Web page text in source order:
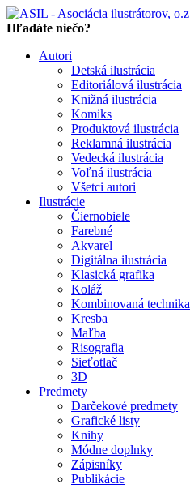
Hľadáte niečo?
Autori
Detská ilustrácia
Editoriálová ilustrácia
Knižná ilustrácia
Komiks
Produktová ilustrácia
Reklamná ilustrácia
Vedecká ilustrácia
Voľná ilustrácia
Všetci autori
Ilustrácie
Čiernobiele
Farebné
Akvarel
Digitálna ilustrácia
Klasická grafika
Koláž
Kombinovaná technika
Kresba
Maľba
Risografia
Sieťotlač
3D
Predmety
Darčekové predmety
Grafické listy
Knihy
Módne doplnky
Zápisníky
Publikácie